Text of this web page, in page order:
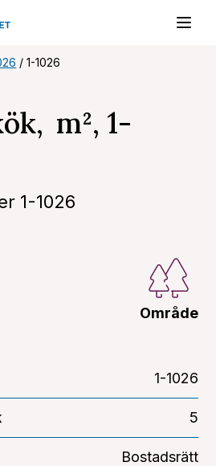
/1-1026
m², 1-
1-1026
Område
1-1026
5
Bostadsrätt